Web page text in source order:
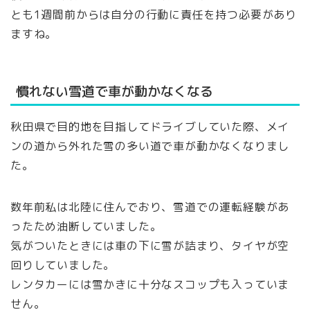
とも1週間前からは自分の行動に責任を持つ必要があり
ますね。
慣れない雪道で車が動かなくなる
秋田県で目的地を目指してドライブしていた際、メイ
ンの道から外れた雪の多い道で車が動かなくなりまし
た。
数年前私は北陸に住んでおり、雪道での運転経験があ
ったため油断していました。
気がついたときには車の下に雪が詰まり、タイヤが空
回りしていました。
レンタカーには雪かきに十分なスコップも入っていま
せん。